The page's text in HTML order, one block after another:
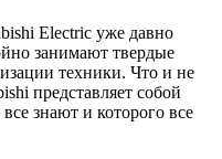
Electric уже давно
занимают твердые
техники. Что и не
представляет собой
знают и которого все